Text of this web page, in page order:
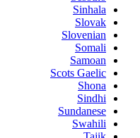
Sinhala
Slovak
Slovenian
Somali
Samoan
Scots Gaelic
Shona
Sindhi
Sundanese
Swahili